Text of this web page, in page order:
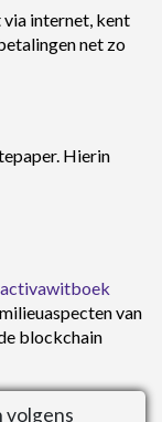
internet, kent
net zo
Hierin
van
blockchain